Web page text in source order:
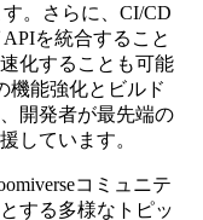
。さらに、CI/CD
を統合すること
化することも可能
機能強化とビルド
開発者が最先端の
しています。
コミュニテ
する多様なトピッ